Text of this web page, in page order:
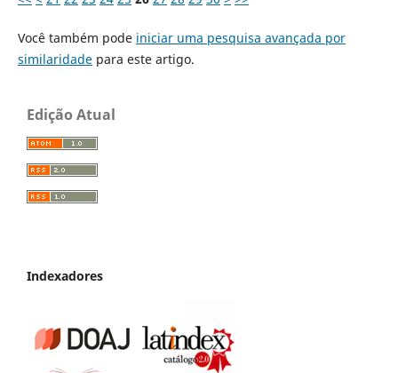
Você também pode iniciar uma pesquisa avançada por
similaridadepara este artigo.
Edição Atual
Indexadores